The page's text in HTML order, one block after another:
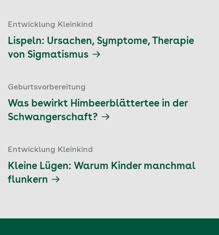
Entwicklung Kleinkind
Lispeln: Ursachen, Symptome, Therapie
von Sigmatismus
Geburtsvorbereitung
Was bewirkt Himbeerblättertee in der
Schwangerschaft?
Entwicklung Kleinkind
Kleine Lügen: Warum Kinder manchmal
flunkern